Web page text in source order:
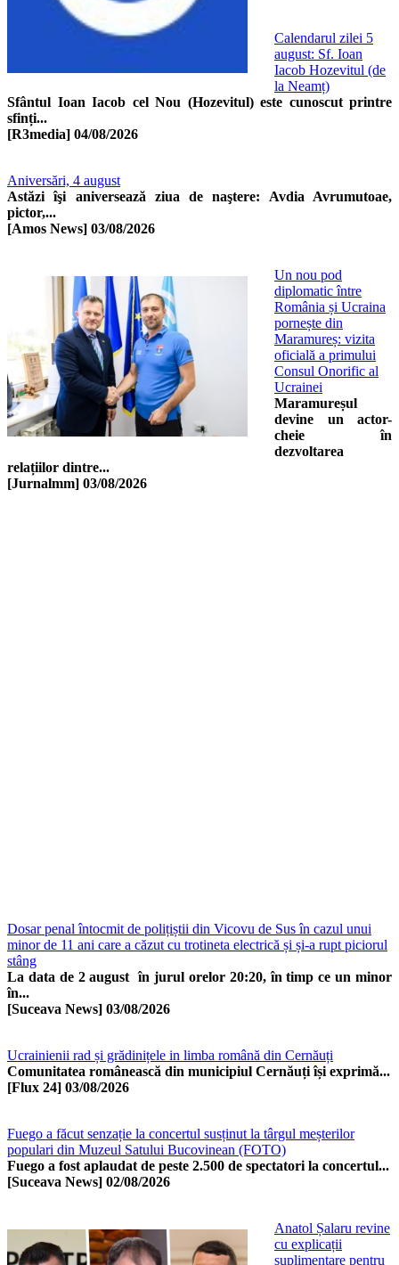
Calendarul zilei 5
august: Sf. Ioan
Iacob Hozevitul (de
la Neamț)
Sfântul Ioan Iacob cel Nou (Hozevitul) este cunoscut printre
sfinți...
[R3media] 04/08/2026
Aniversări, 4 august
Astăzi îşi aniversează ziua de naştere: Avdia Avrumutoae,
pictor,...
[Amos News] 03/08/2026
Un nou pod
diplomatic între
România și Ucraina
pornește din
Maramureș: vizita
oficială a primului
Consul Onorific al
Ucrainei
Maramureșul
devine un actor-
cheie în
dezvoltarea
relațiilor dintre...
[Jurnalmm] 03/08/2026
Dosar penal întocmit de polițiștii din Vicovu de Sus în cazul unui
minor de 11 ani care a căzut cu trotineta electrică și și-a rupt piciorul
stâng
La data de 2 august în jurul orelor 20:20, în timp ce un minor
în...
[Suceava News] 03/08/2026
Ucrainienii rad și grădinițele in limba română din Cernăuți
Comunitatea românească din municipiul Cernăuți își exprimă...
[Flux 24] 03/08/2026
Fuego a făcut senzație la concertul susținut la târgul meșterilor
populari din Muzeul Satului Bucovinean (FOTO)
Fuego a fost aplaudat de peste 2.500 de spectatori la concertul...
[Suceava News] 02/08/2026
Anatol Șalaru revine
cu explicații
suplimentare pentru